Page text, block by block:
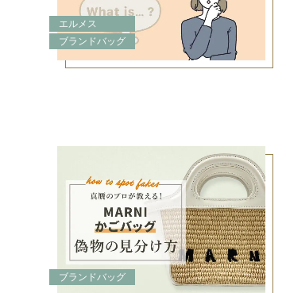
エルメス
ブランドバッグ
ブランドバッグ